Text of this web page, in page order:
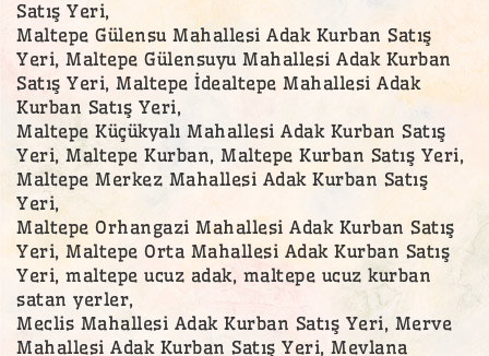
Satış Yeri,
Maltepe Gülensu Mahallesi Adak Kurban Satış
Yeri, Maltepe Gülensuyu Mahallesi Adak Kurban
Satış Yeri, Maltepe İdealtepe Mahallesi Adak
Kurban Satış Yeri,
Maltepe Küçükyalı Mahallesi Adak Kurban Satış
Yeri, Maltepe Kurban, Maltepe Kurban Satış Yeri,
Maltepe Merkez Mahallesi Adak Kurban Satış
Yeri,
Maltepe Orhangazi Mahallesi Adak Kurban Satış
Yeri, Maltepe Orta Mahallesi Adak Kurban Satış
Yeri, maltepe ucuz adak, maltepe ucuz kurban
satan yerler,
Meclis Mahallesi Adak Kurban Satış Yeri, Merve
Mahallesi Adak Kurban Satış Yeri, Mevlana